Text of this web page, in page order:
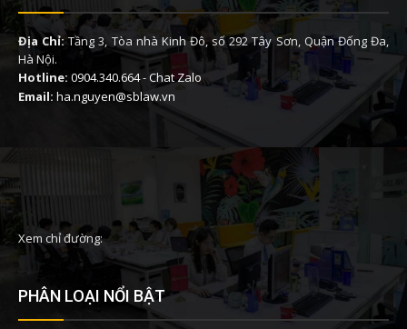
Địa Chỉ: Tầng 3, Tòa nhà Kinh Đô, số 292 Tây Sơn, Quận Đống Đa,
Hà Nội.
Hotline: 0904.340.664-Chat Zalo
Email: ha.nguyen@sblaw.vn
Xem chỉ đường:
PHÂN LOẠI NỔI BẬT